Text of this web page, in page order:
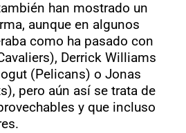
han mostrado un
aunque en algunos
como ha pasado con
Derrick Williams
(Pelicans) o Jonas
pero aún así se trata de
y que incluso